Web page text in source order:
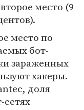
место (9
место по
бот-
зараженных
хакеры.
доля